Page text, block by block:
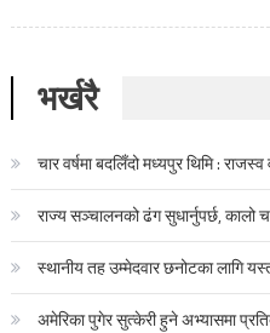
भर्खरै
चार वर्षमा बदलिँदो मध्यपुर थिमि : राजस्व
राज्य सञ्चालनको ढंग सुधार्नुपर्छ, कालो
स्थानीय तह उम्मेदवार छनोटका लागि
अमेरिका पुगेर सुत्केरी हुने अभ्यासमा